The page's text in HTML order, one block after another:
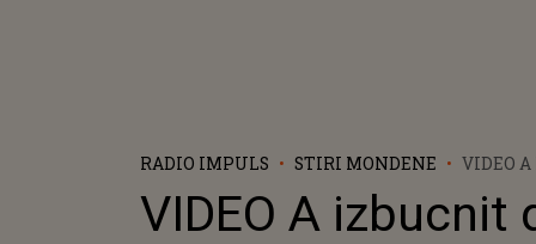
RADIO IMPULS STIRI MONDENE
VIDEO
A
VIDEO A izbucnit